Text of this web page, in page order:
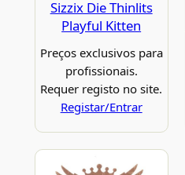
Sizzix Die Thinlits
Playful Kitten
Preços exclusivos para
profissionais.
Requer registo no site.
Registar/Entrar